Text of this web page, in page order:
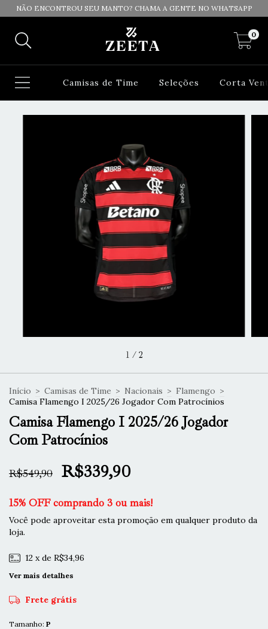
NÃO ENCONTROU SEU MANTO? CHAMA A GENTE NO WHATSAPP
0
Camisas de Time Seleções Corta
1 / 2
Início > Camisas de Time > Nacionais > Flamengo >
Camisa Flamengo I 2025/26 Jogador Com Patrocínios
Camisa Flamengo I 2025/26 Jogador
Com Patrocínios
R$549,90 R$339,90
15% OFF comprando 3 ou mais!
Você pode aproveitar esta promoção em qualquer produto da
loja.
12 x de R$34,96
Ver mais detalhes
Frete grátis
Tamanho: P